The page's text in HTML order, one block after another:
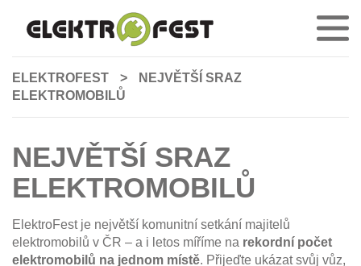
ELEKTROFEST >
NEJVĚTŠÍ SRAZ
ELEKTROMOBILŮ
NEJVĚTŠÍ SRAZ
ELEKTROMOBILŮ
ElektroFest je největší komunitní setkání majitelů
elektromobilů v ČR – a i letos míříme na rekordní počet
elektromobilů na jednom místě. Přijeďte ukázat svůj vůz,